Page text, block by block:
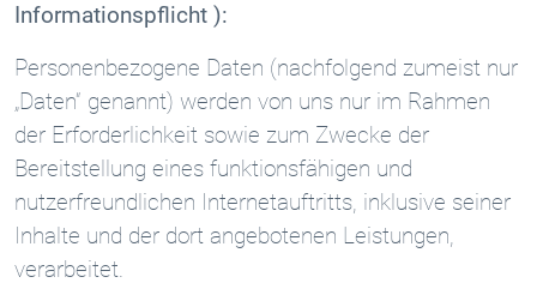
Informationspflicht ):
Personenbezogene Daten (nachfolgend zumeist nur
„Daten“ genannt) werden von uns nur im Rahmen
der Erforderlichkeit sowie zum Zwecke der
Bereitstellung eines funktionsfähigen und
nutzerfreundlichen Internetauftritts, inklusive seiner
Inhalte und der dort angebotenen Leistungen,
verarbeitet.